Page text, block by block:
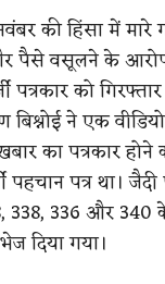
की हिंसा में मारे
पैसे वसूलने के
पत्रकार को
ने एक
का पत्रकार होने
पत्र था। जैदी
338, 336 और 340
दिया गया।